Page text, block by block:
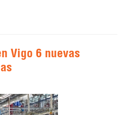
Vigo 6 nuevas